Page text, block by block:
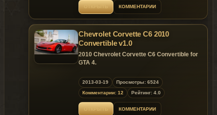
ОТКРЫТЬ КОММЕНТАРИИ
Chevrolet Corvette C6 2010
Convertible v1.0
2010 Chevrolet Corvette C6 Convertible for
GTA 4.
Replaces: any car
2013-03-19
Просмотры: 6524
Комментарии: 12
Рейтинг: 4.0
ОТКРЫТЬ КОММЕНТАРИИ